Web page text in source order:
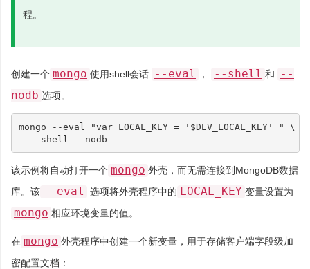
程。
创建一个 mongo 使用shell会话 --eval ， --shell 和
--
nodb 选项。
mongo --eval "var LOCAL_KEY = ' $DEV_LOCAL_KEY' "
\
该示例将自动打开一个 mongo 外壳，而无需连接到MongoDB数据
库。该 --eval 选项将外壳程序中的 LOCAL_KEY 变量设置为
mongo 相应环境变量的值。
在 mongo 外壳程序中创建一个新变量，用于存储客户端字段级加
密配置文档：